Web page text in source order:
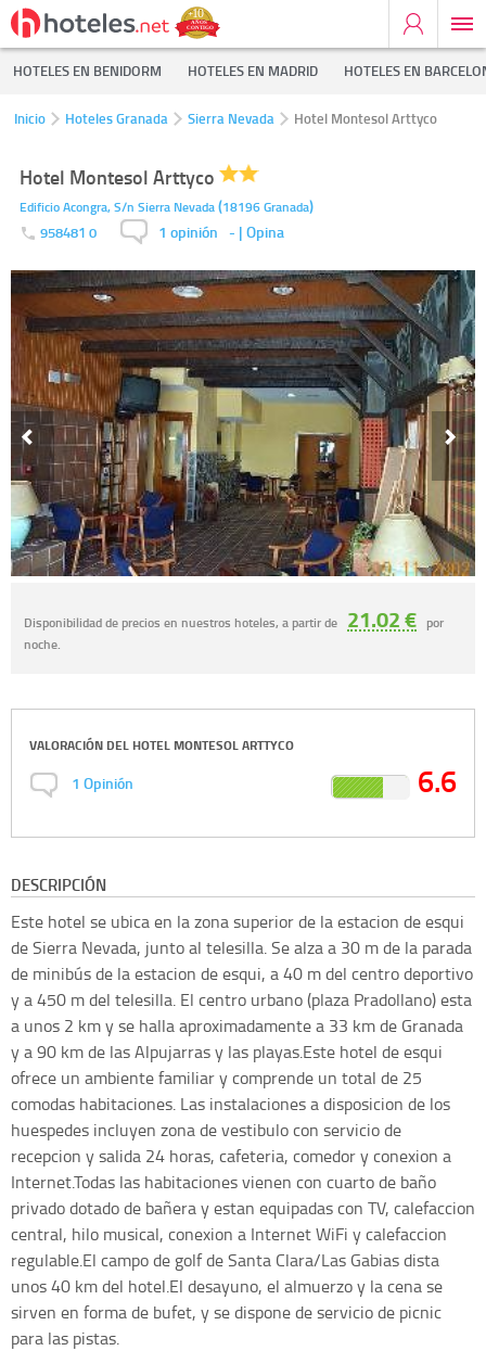
HOTELES EN BENIDORM HOTELES EN MADRID HOTELES EN
Inicio Hoteles Granada Sierra Nevada Hotel Montesol Arttyco
Hotel Montesol Arttyco
Edificio Acongra, S/n Sierra Nevada(18196Granada)
958481 0 1 opinión - | Opina
Disponibilidad de precios en nuestros hoteles, a partir de 21.02 € por
noche.
VALORACIÓN DEL HOTEL MONTESOL ARTTYCO
1 Opinión 6.6
DESCRIPCIÓN
Este hotel se ubica en la zona superior de la estacion de esqui
de Sierra Nevada, junto al telesilla. Se alza a 30 m de la parada
de minibús de la estacion de esqui, a 40 m del centro deportivo
y a 450 m del telesilla. El centro urbano (plaza Pradollano) esta
a unos 2 km y se halla aproximadamente a 33 km de Granada
y a 90 km de las Alpujarras y las playas.Este hotel de esqui
ofrece un ambiente familiar y comprende un total de 25
comodas habitaciones. Las instalaciones a disposicion de los
huespedes incluyen zona de vestibulo con servicio de
recepcion y salida 24 horas, cafeteria, comedor y conexion a
Internet.Todas las habitaciones vienen con cuarto de baño
privado dotado de bañera y estan equipadas con TV, calefaccion
central, hilo musical, conexion a Internet WiFi y calefaccion
regulable.El campo de golf de Santa Clara/Las Gabias dista
unos 40 km del hotel.El desayuno, el almuerzo y la cena se
sirven en forma de bufet, y se dispone de servicio de picnic
para las pistas.